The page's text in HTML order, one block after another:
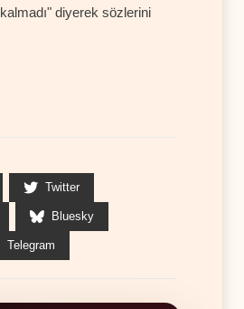
diyerek sözlerini
Twitter
Bluesky
Telegram